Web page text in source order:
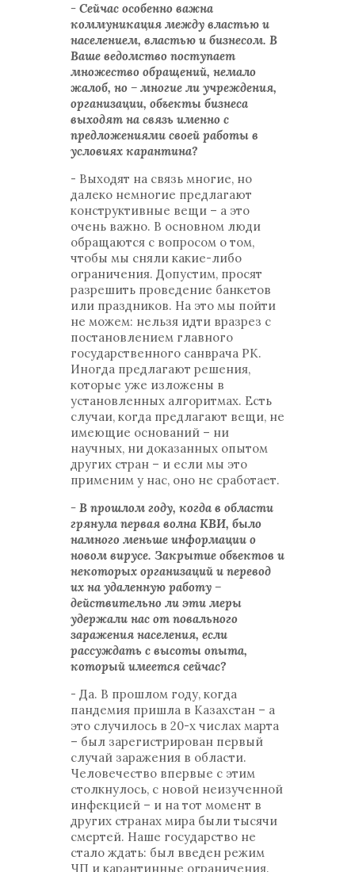
- Сейчас особенно важна
коммуникация между властью и
населением, властью и бизнесом. В
Ваше ведомство поступает
множество обращений, немало
жалоб, но – многие ли учреждения,
организации, объекты бизнеса
выходят на связь именно с
предложениями своей работы в
условиях карантина?
- Выходят на связь многие, но
далеко немногие предлагают
конструктивные вещи – а это
очень важно. В основном люди
обращаются с вопросом о том,
чтобы мы сняли какие-либо
ограничения. Допустим, просят
разрешить проведение банкетов
или праздников. На это мы пойти
не можем: нельзя идти вразрез с
постановлением главного
государственного санврача РК.
Иногда предлагают решения,
которые уже изложены в
установленных алгоритмах. Есть
случаи, когда предлагают вещи, не
имеющие оснований – ни
научных, ни доказанных опытом
других стран – и если мы это
применим у нас, оно не сработает.
- В прошлом году, когда в области
грянула первая волна КВИ, было
намного меньше информации о
новом вирусе. Закрытие объектов и
некоторых организаций и перевод
их на удаленную работу –
действительно ли эти меры
удержали нас от повального
заражения населения, если
рассуждать с высоты опыта,
который имеется сейчас?
- Да. В прошлом году, когда
пандемия пришла в Казахстан – а
это случилось в 20-х числах марта
– был зарегистрирован первый
случай заражения в области.
Человечество впервые с этим
столкнулось, с новой неизученной
инфекцией – и на тот момент в
других странах мира были тысячи
смертей. Наше государство не
стало ждать: был введен режим
ЧП и карантинные ограничения.